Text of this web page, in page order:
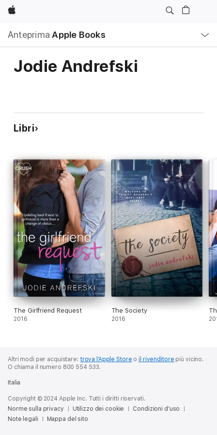
Apple
Anteprima Apple Books
locale
Apri
Menu
Jodie Andrefski
Libri
The Girlfriend Request
2016
The Society
2016
Altri modi per acquistare:trova l’Apple Store oil rivenditore più vicino.
O chiama il numero 800 554 533.
Italia
Copyright © 2024 Apple Inc. Tutti i diritti riservati.
Norme sulla privacy
Utilizzo dei cookie
Condizioni d’uso
Note legali
Mappa del sito